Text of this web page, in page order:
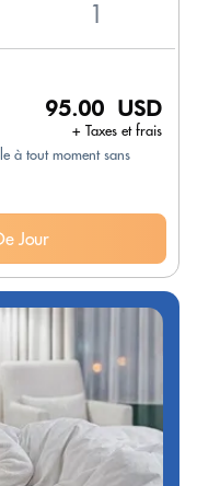
95.00 USD
+ Taxes et frais
à tout moment sans
Jour